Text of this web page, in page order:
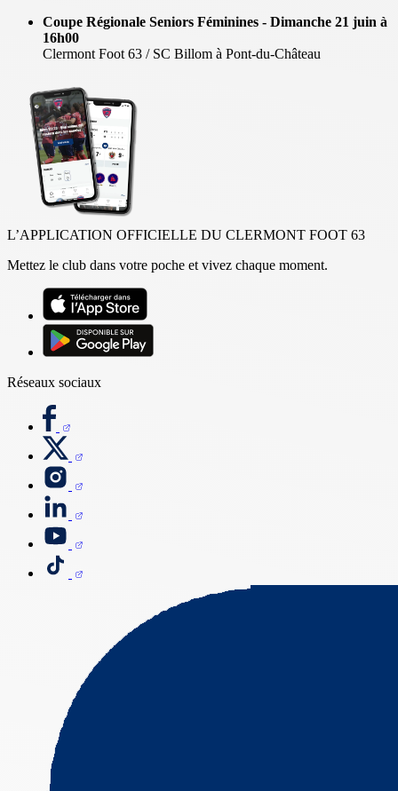
Coupe Régionale Seniors Féminines - Dimanche 21 juin à
16h00
Clermont Foot 63 / SC Billom à Pont-du-Château
L’APPLICATION OFFICIELLE DU CLERMONT FOOT 63
Mettez le club dans votre poche et vivez chaque moment.
Réseaux sociaux